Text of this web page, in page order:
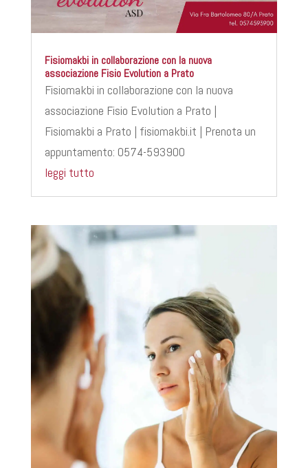
Fisiomakbi in collaborazione con la nuova
associazione Fisio Evolution a Prato
Fisiomakbi in collaborazione con la nuova
associazione Fisio Evolution a Prato |
Fisiomakbi a Prato | fisiomakbi.it | Prenota un
appuntamento: 0574-593900
leggi tutto